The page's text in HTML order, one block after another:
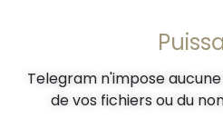
Telegram n'impose
de vos fichiers ou du